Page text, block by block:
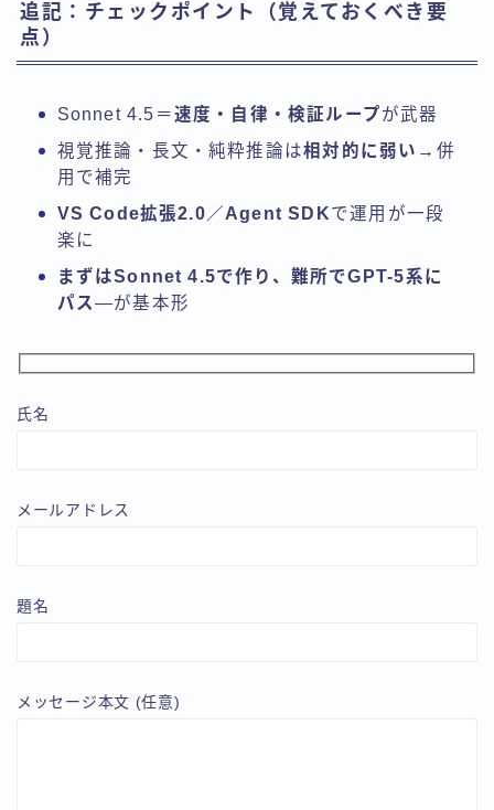
追記：チェックポイント（覚えておくべき要
点）
Sonnet 4.5＝速度・自律・検証ループが武器
視覚推論・長文・純粋推論は相対的に弱い →併
用で補完
VS Code拡張2.0／Agent SDKで運用が一段
楽に
まずはSonnet 4.5で作り、難所でGPT-5系に
パス—が基本形
氏名
メールアドレス
題名
メッセージ本文 (任意)